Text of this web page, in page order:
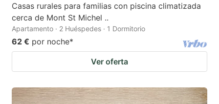
Casas rurales para familias con piscina climatizada
cerca de Mont St Michel ..
Apartamento · 2 Huéspedes · 1 Dormitorio
62 € por noche*
Ver oferta